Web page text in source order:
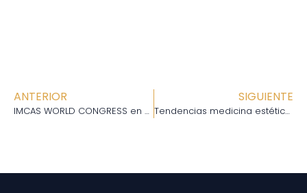
ANTERIOR
IMCAS WORLD CONGRESS en París
SIGUIENTE
Tendencias medicina estética 2020